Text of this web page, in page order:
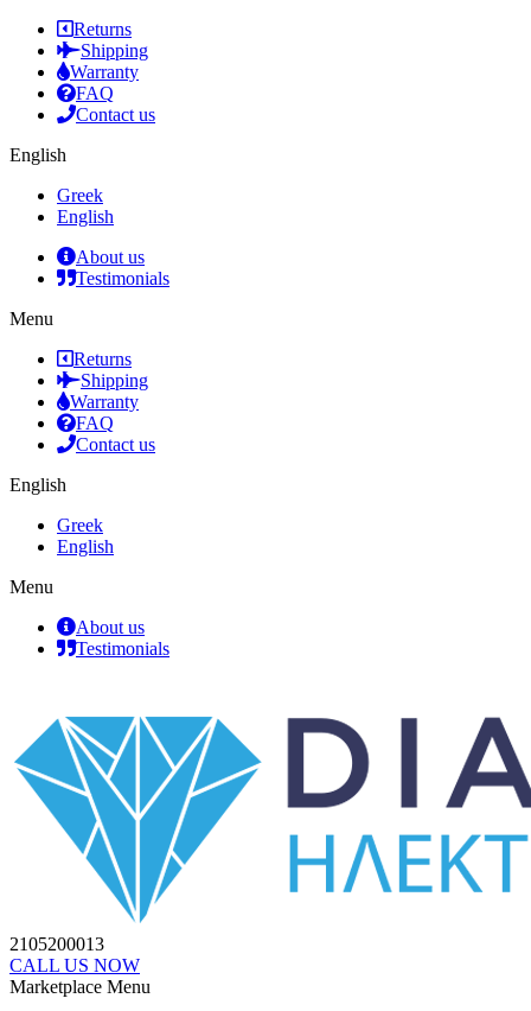
Returns
Shipping
Warranty
FAQ
Contact us
English
Greek
English
About us
Testimonials
Menu
Returns
Shipping
Warranty
FAQ
Contact us
English
Greek
English
Menu
About us
Testimonials
2105200013
CALL US NOW
Marketplace Menu